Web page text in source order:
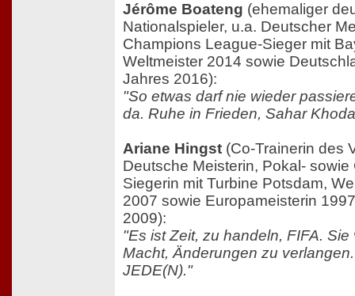
Jérôme Boateng (ehemaliger
Nationalspieler, u.a. Deutscher
Champions League-Sieger mit
Weltmeister 2014 sowie
Jahres 2016):
"So etwas darf nie wieder
da. Ruhe in Frieden, Sahar
Ariane Hingst (Co-Trainerin des
Deutsche Meisterin, Pokal-
Siegerin mit Turbine Potsdam,
2007 sowie Europameisterin
2009):
"Es ist Zeit, zu handeln, FIFA.
Macht, Änderungen zu
JEDE(N)."